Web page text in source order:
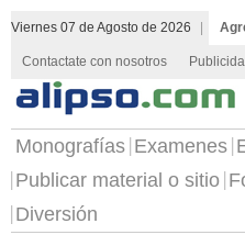
Viernes 07 de Agosto de 2026
Contactate con nosotros
Monografías Examenes
Publicar material o sitio
Diversión